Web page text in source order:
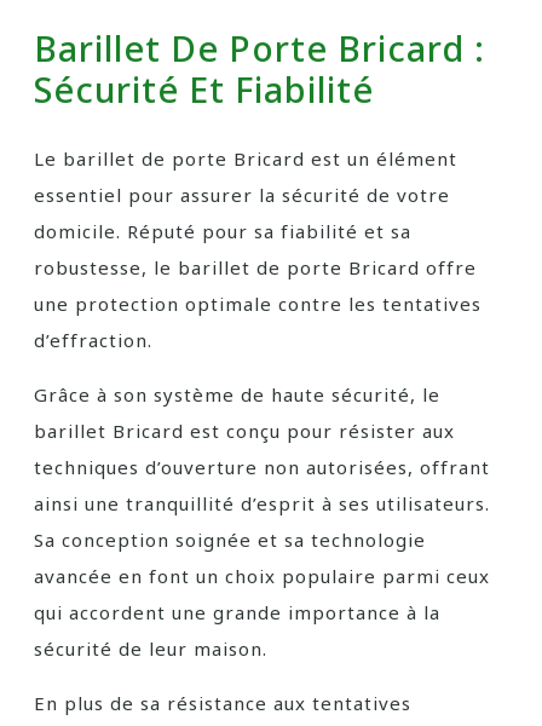
Barillet De Porte Bricard :
Sécurité Et Fiabilité
Le barillet de porte Bricard est un élément
essentiel pour assurer la sécurité de votre
domicile. Réputé pour sa fiabilité et sa
robustesse, le barillet de porte Bricard offre
une protection optimale contre les tentatives
d’effraction.
Grâce à son système de haute sécurité, le
barillet Bricard est conçu pour résister aux
techniques d’ouverture non autorisées, offrant
ainsi une tranquillité d’esprit à ses utilisateurs.
Sa conception soignée et sa technologie
avancée en font un choix populaire parmi ceux
qui accordent une grande importance à la
sécurité de leur maison.
En plus de sa résistance aux tentatives